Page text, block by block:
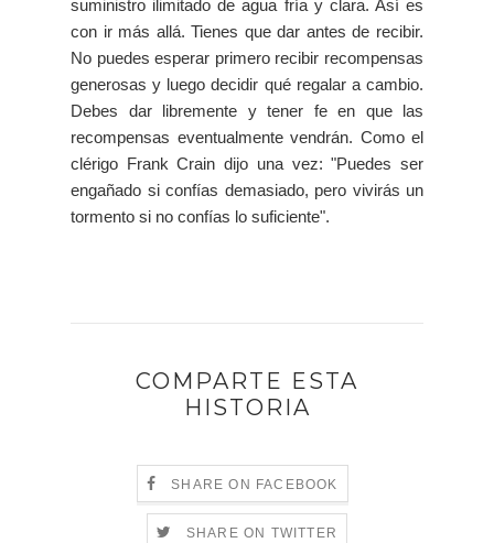
suministro ilimitado de agua fría y clara. Así es
con ir más allá. Tienes que dar antes de recibir.
No puedes esperar primero recibir recompensas
generosas y luego decidir qué regalar a cambio.
Debes dar libremente y tener fe en que las
recompensas eventualmente vendrán. Como el
clérigo Frank Crain dijo una vez: "Puedes ser
engañado si confías demasiado, pero vivirás un
tormento si no confías lo suficiente".
COMPARTE ESTA
HISTORIA
SHARE ON FACEBOOK
SHARE ON TWITTER